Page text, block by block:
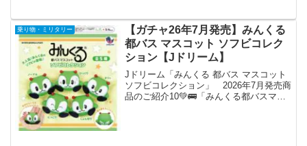
【全6種セット】 ※...
乗り物・ミリタリー
【ガチャ26年7月発売】みんくる
都バス マスコット ソフビコレク
ション【Jドリーム】
Jドリーム「みんくる 都バス マスコット
ソフビコレクション」 2026年7月発売商
品のご紹介10💚🚌「みんくる都バスマス